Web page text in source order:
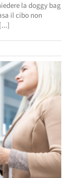
la doggy bag
il cibo non